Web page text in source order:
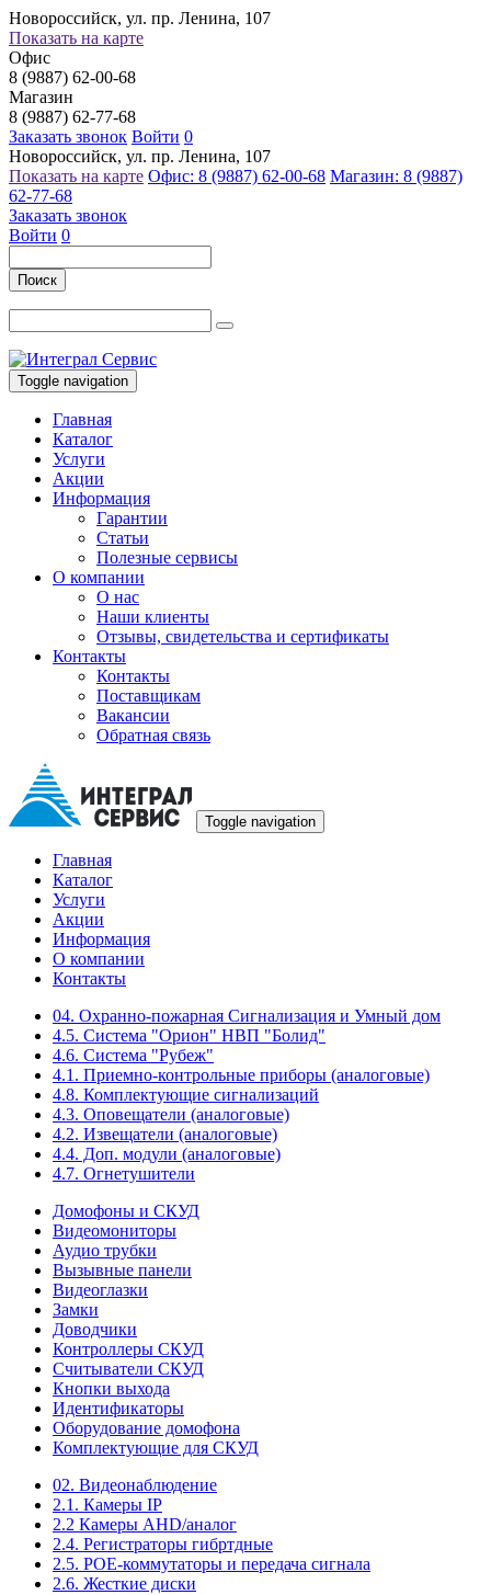
Новороссийск, ул. пр. Ленина, 107
Показать на карте
Офис
8 (9887) 62-00-68
Магазин
8 (9887) 62-77-68
Заказать звонок Войти 0
Новороссийск, ул. пр. Ленина, 107
Показать на карте Офис: 8 (9887) 62-00-68 Магазин: 8 (9887)
62-77-68
Заказать звонок
Войти 0
Поиск
Toggle navigation
Главная
Каталог
Услуги
Акции
Информация
Гарантии
Статьи
Полезные сервисы
О компании
О нас
Наши клиенты
Отзывы, свидетельства и сертификаты
Контакты
Контакты
Поставщикам
Вакансии
Обратная связь
Toggle navigation
Главная
Каталог
Услуги
Акции
Информация
О компании
Контакты
04. Охранно-пожарная Сигнализация и Умный дом
4.5. Система "Орион" НВП "Болид"
4.6. Система "Рубеж"
4.1. Приемно-контрольные приборы (аналоговые)
4.8. Комплектующие сигнализаций
4.3. Оповещатели (аналоговые)
4.2. Извещатели (аналоговые)
4.4. Доп. модули (аналоговые)
4.7. Огнетушители
Домофоны и СКУД
Видеомониторы
Аудио трубки
Вызывные панели
Видеоглазки
Замки
Доводчики
Контроллеры СКУД
Считыватели СКУД
Кнопки выхода
Идентификаторы
Оборудование домофона
Комплектующие для СКУД
02. Видеонаблюдение
2.1. Камеры IP
2.2 Камеры AHD/аналог
2.4. Регистраторы гибртдные
2.5. РОЕ-коммутаторы и передача сигнала
2.6. Жесткие диски